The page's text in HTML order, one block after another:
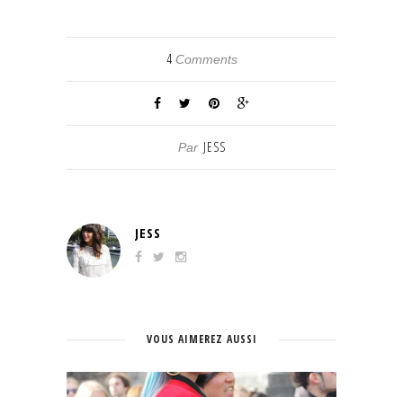
4Comments
Par JESS
JESS
VOUS AIMEREZ AUSSI